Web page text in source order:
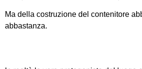
Ma della costruzione del contenitore
abbastanza.